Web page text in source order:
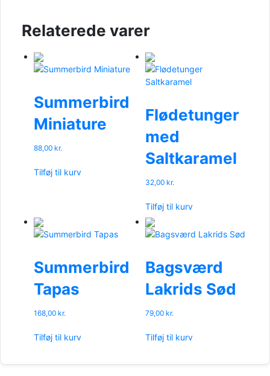
Relaterede varer
Summerbird
Miniature
88,00 kr.
Tilføj til kurv
Flødetunger
med
Saltkaramel
32,00 kr.
Tilføj til kurv
Summerbird
Tapas
168,00 kr.
Tilføj til kurv
Bagsværd
Lakrids Sød
79,00 kr.
Tilføj til kurv